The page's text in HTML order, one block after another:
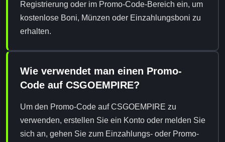
Registrierung oder im Promo-Code-Bereich ein, um
kostenlose Boni, Münzen oder Einzahlungsboni zu
erhalten.
Wie verwendet man einen Promo-
Code auf CSGOEMPIRE?
Um den Promo-Code auf CSGOEMPIRE zu
verwenden, erstellen Sie ein Konto oder melden Sie
sich an, gehen Sie zum Einzahlungs- oder Promo-